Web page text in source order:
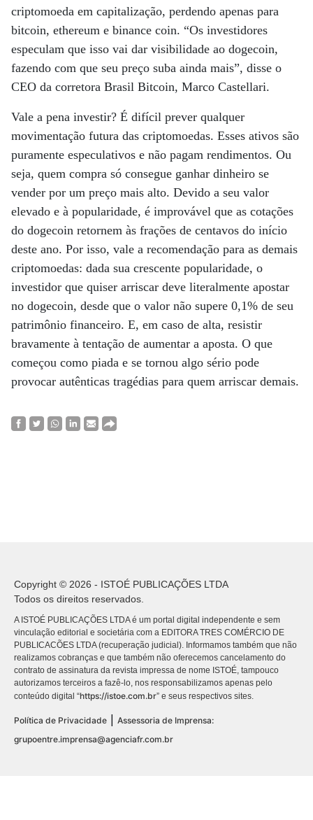
criptomoeda em capitalização, perdendo apenas para
bitcoin, ethereum e binance coin. “Os investidores
especulam que isso vai dar visibilidade ao dogecoin,
fazendo com que seu preço suba ainda mais”, disse o
CEO da corretora Brasil Bitcoin, Marco Castellari.
Vale a pena investir? É difícil prever qualquer
movimentação futura das criptomoedas. Esses ativos são
puramente especulativos e não pagam rendimentos. Ou
seja, quem compra só consegue ganhar dinheiro se
vender por um preço mais alto. Devido a seu valor
elevado e à popularidade, é improvável que as cotações
do dogecoin retornem às frações de centavos do início
deste ano. Por isso, vale a recomendação para as demais
criptomoedas: dada sua crescente popularidade, o
investidor que quiser arriscar deve literalmente apostar
no dogecoin, desde que o valor não supere 0,1% de seu
patrimônio financeiro. E, em caso de alta, resistir
bravamente à tentação de aumentar a aposta. O que
começou como piada e se tornou algo sério pode
provocar autênticas tragédias para quem arriscar demais.
Copyright © 2026 - ISTOÉ PUBLICAÇÕES LTDA
Todos os direitos reservados.
A ISTOÉ PUBLICAÇÕES LTDA é um portal digital independente e sem
vinculação editorial e societária com a EDITORA TRES COMÉRCIO DE
PUBLICACÕES LTDA (recuperação judicial). Informamos também que não
realizamos cobranças e que também não oferecemos cancelamento do
contrato de assinatura da revista impressa de nome ISTOÉ, tampouco
autorizamos terceiros a fazê-lo, nos responsabilizamos apenas pelo
conteúdo digital “https://istoe.com.br” e seus respectivos sites.
Política de Privacidade
Assessoria de Imprensa:
grupoentre.imprensa@agenciafr.com.br